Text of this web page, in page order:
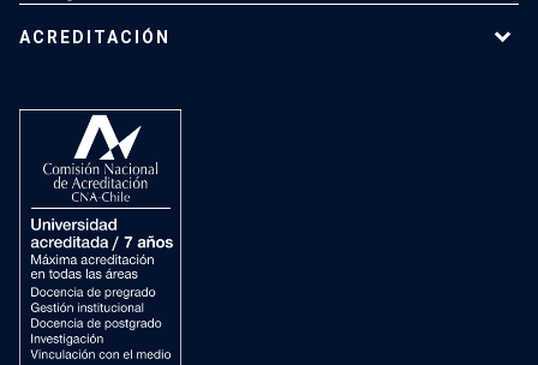
ACREDITACIÓN